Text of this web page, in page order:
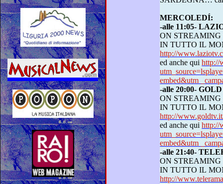
MERCOLEDÍ:
-alle 11:05-
ON STREAMING
IN
http://
ed anche quihttp://
embed&utm
-alle 20:00-
ON STREAMING
IN
http://
ed anche quihttp://
embed&utm
-alle 21:40-
ON STREAMING
IN
http://